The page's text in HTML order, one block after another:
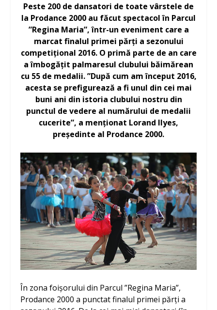
Peste 200 de dansatori de toate vârstele de
la Prodance 2000 au făcut spectacol în Parcul
”Regina Maria”, într-un eveniment care a
marcat finalul primei părți a sezonului
competițional 2016. O primă parte de an care
a îmbogățit palmaresul clubului băimărean
cu 55 de medalii. ”După cum am început 2016,
acesta se prefigurează a fi unul din cei mai
buni ani din istoria clubului nostru din
punctul de vedere al numărului de medalii
cucerite”, a menționat Lorand Ilyes,
președinte al Prodance 2000.
În zona foișorului din Parcul ”Regina Maria”,
Prodance 2000 a punctat finalul primei părți a